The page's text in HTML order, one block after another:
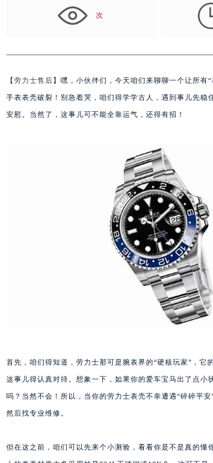
次
【劳力士售后】嘿，小伙伴们，今天咱们来聊聊一个让所
手表表壳破裂！别急着哭，咱们得学学古人，遇到事儿先稳
安慰。当然了，这事儿可不能全靠运气，还得有招！
首先，咱们得知道，劳力士那可是腕表界的“硬核玩家”，它
这事儿得认真对待。想象一下，如果你的爱车宝马出了点小
吗？当然不会！所以，当你的劳力士表壳不幸遭遇“碎碎平安
然后找专业维修。
但在这之前，咱们可以先来个小测验，看看你是不是真的懂